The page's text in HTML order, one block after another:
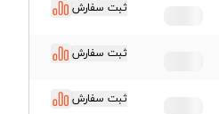
قیمت ورق سیاه سبا
لوله اهواز
قیمت ورق قطعات
ثبت سفارش
ثبت سفارش
ثبت سفارش